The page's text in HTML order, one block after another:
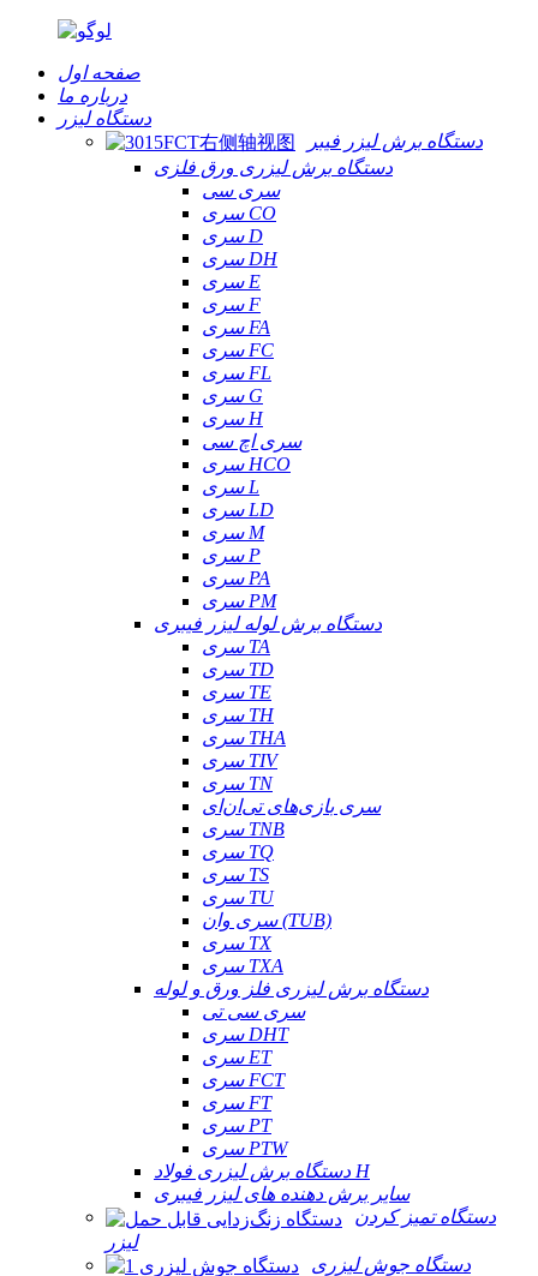
صفحه اول
درباره ما
دستگاه لیزر
دستگاه برش لیزر فیبر
دستگاه برش لیزری ورق فلزی
سری سی
سری CO
سری D
سری DH
سری E
سری F
سری FA
سری FC
سری FL
سری G
سری H
سری اچ سی
سری HCO
سری L
سری LD
سری M
سری P
سری PA
سری PM
دستگاه برش لوله لیزر فیبری
سری TA
سری TD
سری TE
سری TH
سری THA
سری TIV
سری TN
سری بازی‌های تی‌ان‌ای
سری TNB
سری TQ
سری TS
سری TU
سری وان (TUB)
سری TX
سری TXA
دستگاه برش لیزری فلز ورق و لوله
سری سی تی
سری DHT
سری ET
سری FCT
سری FT
سری PT
سری PTW
دستگاه برش لیزری فولاد H
سایر برش دهنده های لیزر فیبری
دستگاه تمیز کردن
لیزر
دستگاه جوش لیزری